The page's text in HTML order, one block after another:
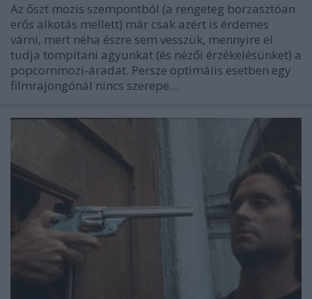
Az őszt mozis szempontból (a rengeteg borzasztóan
erős alkotás mellett) már csak azért is érdemes
várni, mert néha észre sem vesszük, mennyire el
tudja tompítani agyunkat (és nézői érzékelésünket) a
popcornmozi-áradat. Persze optimális esetben egy
filmrajongónál nincs szerepe…